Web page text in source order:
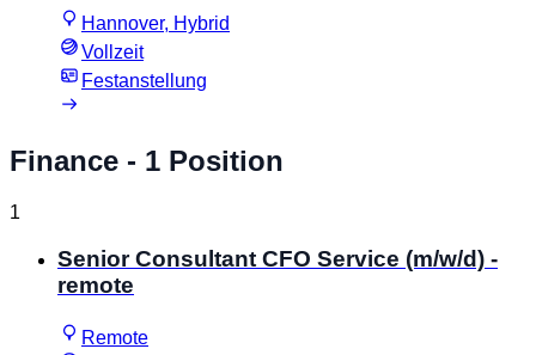
Hannover, Hybrid
Vollzeit
Festanstellung
Finance - 1 Position
1
Senior Consultant CFO Service (m/w/d) -
remote
Remote